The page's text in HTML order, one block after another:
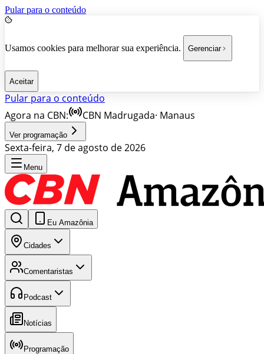
Pular para o conteúdo
Usamos cookies para melhorar sua experiência. Gerenciar
Aceitar
Pular para o conteúdo
Agora na CBN:
CBN Madrugada· Manaus
Ver programação
Sexta-feira, 7 de agosto de 2026
Menu
Eu Amazônia
Cidades
Comentaristas
Podcast
Notícias
Programação